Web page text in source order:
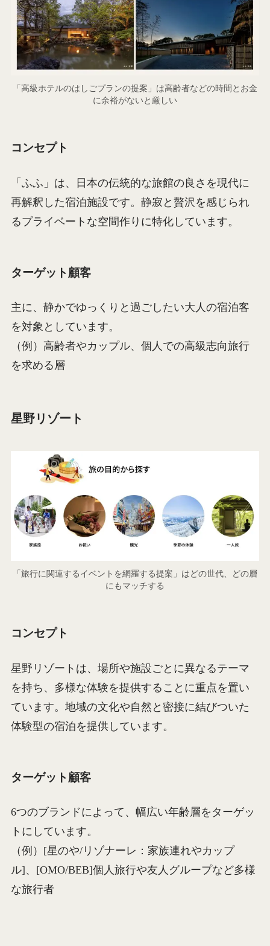
「高級ホテルのはしごプランの提案」は高齢者などの時間とお金
に余裕がないと厳しい
コンセプト
「ふふ」は、日本の伝統的な旅館の良さを現代に
再解釈した宿泊施設です。静寂と贅沢を感じられ
るプライベートな空間作りに特化しています。
ターゲット顧客
主に、静かでゆっくりと過ごしたい大人の宿泊客
を対象としています。
（例）高齢者やカップル、個人での高級志向旅行
を求める層
星野リゾート
「旅行に関連するイベントを網羅する提案」はどの世代、どの層
にもマッチする
コンセプト
星野リゾートは、場所や施設ごとに異なるテーマ
を持ち、多様な体験を提供することに重点を置い
ています。地域の文化や自然と密接に結びついた
体験型の宿泊を提供しています。
ターゲット顧客
6つのブランドによって、幅広い年齢層をターゲッ
トにしています。
（例）[星のや/リゾナーレ：家族連れやカップ
ル]、[OMO/BEB]個人旅行や友人グループなど多様
な旅行者